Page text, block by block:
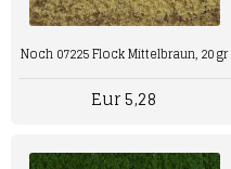
Noch 07225 Flock Mittelbraun, 20 gr
Eur 5,28